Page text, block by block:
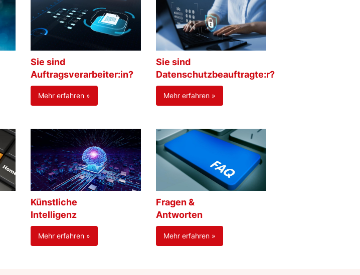
Sie sind
Auftragsverarbeiter:in?
Mehr erfahren »
Sie sind
Datenschutzbeauftragte:r?
Mehr erfahren »
Künstliche
Intelligenz
Mehr erfahren »
Fragen &
Antworten
Mehr erfahren »